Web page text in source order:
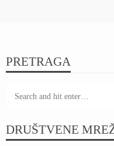
PRETRAGA
DRUŠTVENE